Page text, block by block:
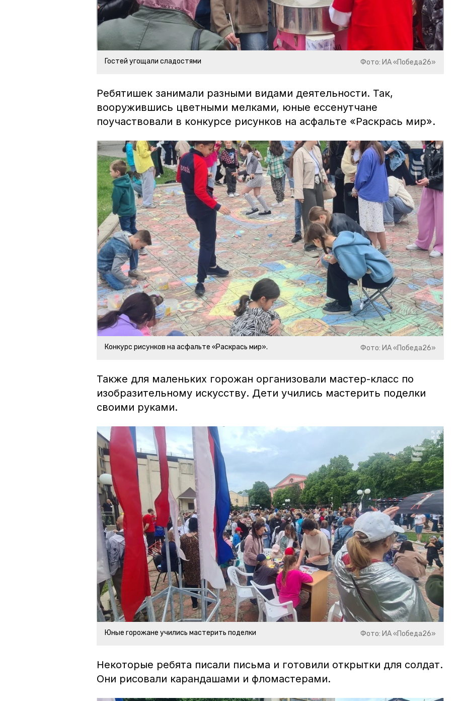
Гостей угощали сладостями Фото: ИА «Победа26»
Ребятишек занимали разными видами деятельности. Так,
вооружившись цветными мелками, юные ессенутчане
поучаствовали в конкурсе рисунков на асфальте «Раскрась мир».
Конкурс рисунков на асфальте «Раскрась мир». Фото: ИА «Победа26»
Также для маленьких горожан организовали мастер-класс по
изобразительному искусству. Дети учились мастерить поделки
своими руками.
Юные горожане учились мастерить поделки Фото: ИА «Победа26»
Некоторые ребята писали письма и готовили открытки для солдат.
Они рисовали карандашами и фломастерами.